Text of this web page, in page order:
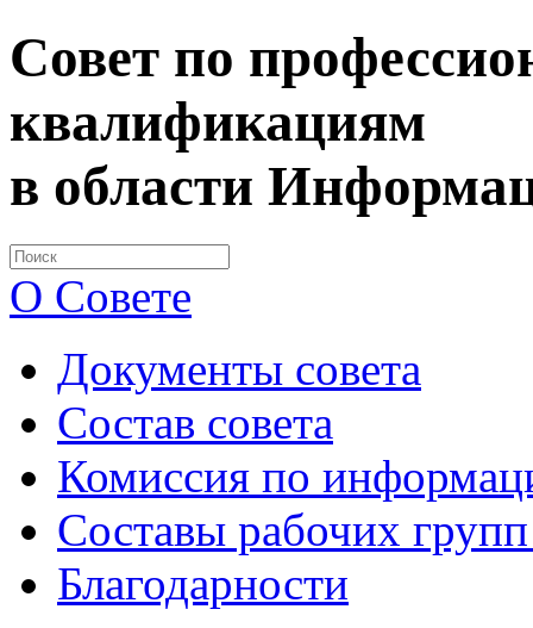
Совет по
квалификациям
в области
О Совете
Документы совета
Состав совета
Комиссия по
Составы рабочих
Благодарности